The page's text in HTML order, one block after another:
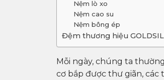
Nệm lò xo
Nệm cao su
Nệm bông ép
Đệm thương hiệu
Mỗi ngày, chúng ta
cơ bắp được thư giãn, các